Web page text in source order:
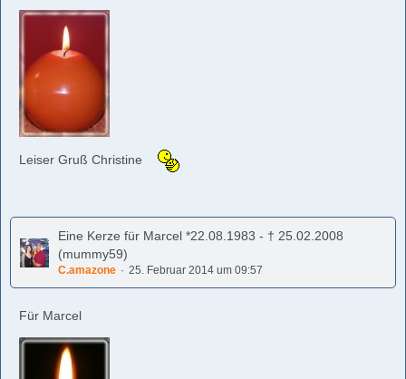
Leiser Gruß Christine
Eine Kerze für Marcel *22.08.1983 - † 25.02.2008
(mummy59)
C.amazone 25. Februar 2014 um 09:57
Für Marcel